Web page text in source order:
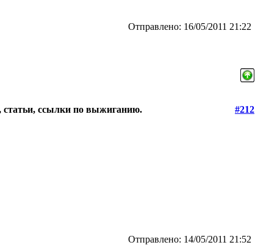
Отправлено: 16/05/2011 21:22
ссылки по выжиганию.
#212
Отправлено: 14/05/2011 21:52